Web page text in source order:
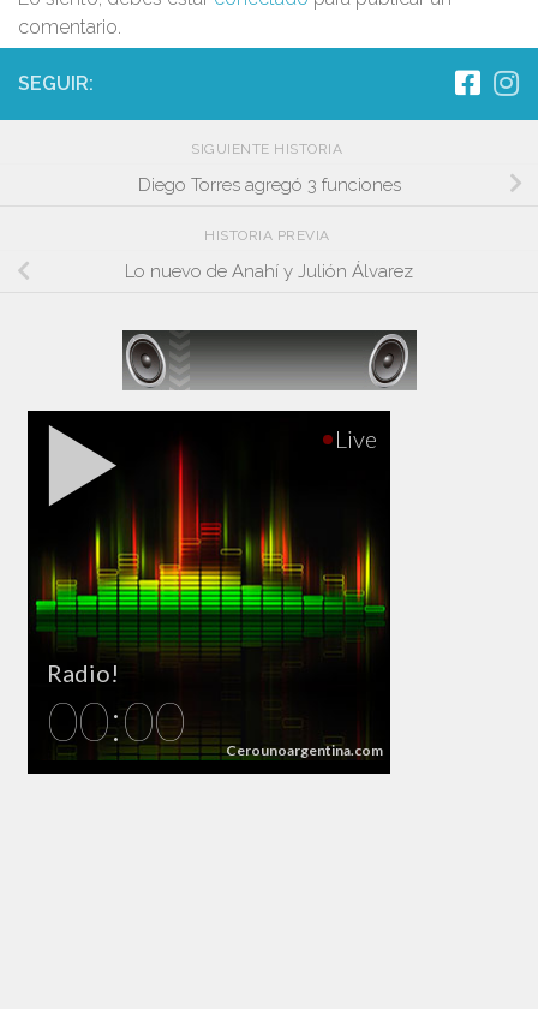
comentario.
SEGUIR:
SIGUIENTE HISTORIA
Diego Torres agregó 3 funciones
HISTORIA PREVIA
Lo nuevo de Anahí y Julión Álvarez